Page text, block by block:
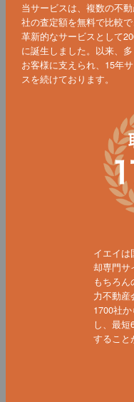
当サービスは、複数の不
社の査定額を無料で比較
革新的なサービスとして
に誕生しました。以来、
お客様に支えられ、15年
スを続けております。
イエイは
却専門サ
もちろ
力不動産
1700社
し、最
すること